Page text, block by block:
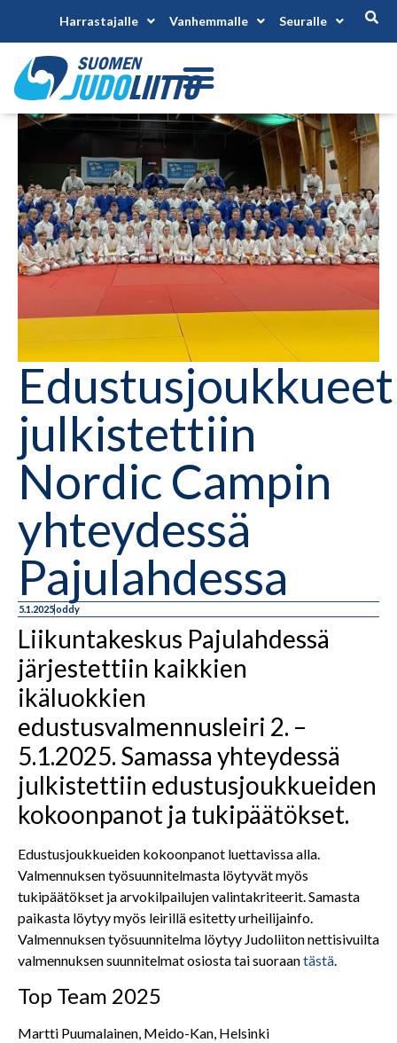
Harrastajalle Vanhemmalle Seuralle
Edustusjoukkueet
julkistettiin
Nordic Campin
yhteydessä
Pajulahdessa
5.1.2025oddy
Liikuntakeskus Pajulahdessä
järjestettiin kaikkien
ikäluokkien
edustusvalmennusleiri 2. –
5.1.2025. Samassa yhteydessä
julkistettiin edustusjoukkueiden
kokoonpanot ja tukipäätökset.
Edustusjoukkueiden kokoonpanot luettavissa alla.
Valmennuksen työsuunnitelmasta löytyvät myös
tukipäätökset ja arvokilpailujen valintakriteerit. Samasta
paikasta löytyy myös leirillä esitetty urheilijainfo.
Valmennuksen työsuunnitelma löytyy Judoliiton nettisivuilta
valmennuksen suunnitelmat osiosta tai suoraantästä.
Top Team 2025
Martti Puumalainen, Meido-Kan, Helsinki